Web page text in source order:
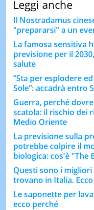
Leggi anche
Il Nostradamus
"prepararsi" a un
La famosa sensitiva
previsione per il
salute
“Sta per esplodere
Sole”: accadrà entro
Guerra, perché
scatola: il rischio dei
Medio Oriente
La previsione sulla
potrebbe colpire il
biologica: cos'è "The
Questi sono i
trovano in Italia.
Le saponette per
ecco perché